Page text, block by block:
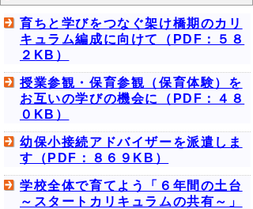
育ちと学びをつなぐ架け橋期のカリ
キュラム編成に向けて（PDF：５８
２KB）
授業参観・保育参観（保育体験）を
お互いの学びの機会に（PDF：４８
０KB）
幼保小接続アドバイザーを派遣しま
す（PDF：８６９KB）
学校全体で育てよう「６年間の土台
～スタートカリキュラムの共有～」